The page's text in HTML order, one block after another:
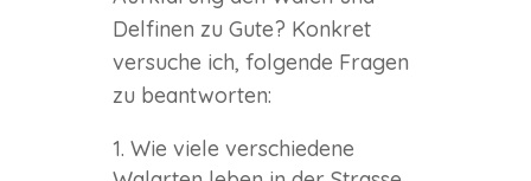
Delfinen zu Gute? Konkret
versuche ich, folgende Fragen
zu beantworten:
Wie viele verschiedene